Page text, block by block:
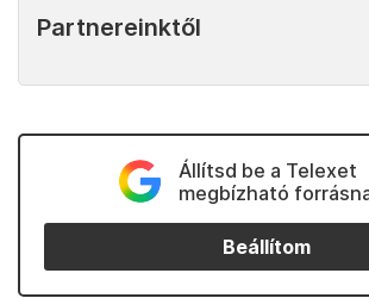
Partnereinktől
Állítsd be a Telexet
megbízható
Beállítom